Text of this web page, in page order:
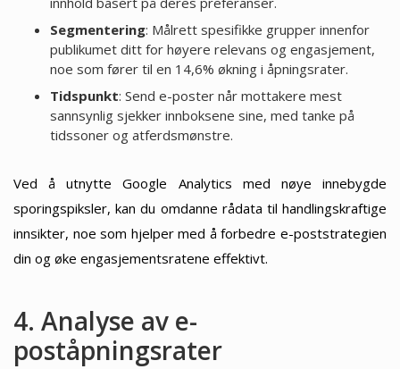
Segmentering: Målrett spesifikke grupper innenfor
publikumet ditt for høyere relevans og engasjement,
noe som fører til en 14,6% økning i åpningsrater.
Tidspunkt: Send e-poster når mottakere mest
sannsynlig sjekker innboksene sine, med tanke på
tidssoner og atferdsmønstre.
Ved å utnytte Google Analytics med nøye innebygde
sporingspiksler, kan du omdanne rådata til handlingskraftige
innsikter, noe som hjelper med å forbedre e-poststrategien
din og øke engasjementsratene effektivt.
4. Analyse av e-
poståpningsrater